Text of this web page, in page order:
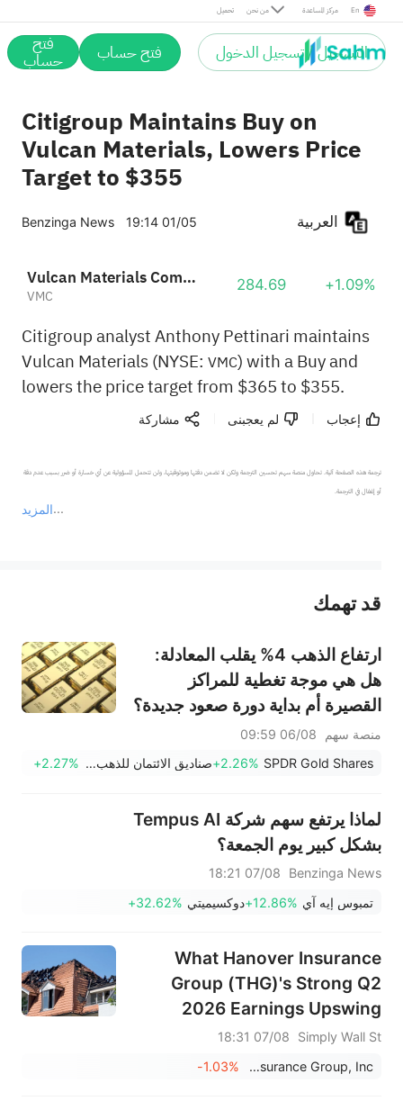
تحميل من نحن مركز المساعدة En
التسجيل / تسجيل الدخول فتح حساب فتح
حساب
Citigroup Maintains Buy on
Vulcan Materials, Lowers Price
Target to $355
Benzinga News 19:14 01/05
Vulcan Materials Company
VMC
284.69 +1.09%
Citigroup analyst Anthony Pettinari maintains
Vulcan Materials (NYSE: VMC) with a Buy and
lowers the price target from $365 to $355.
إعجاب لم يعجبنى مشاركة
المزيد
ترجمة هذه الصفحة آلية. تحاول منصة سهم تحسين الترجمة ولكن لا تضمن دقتها وموثوقيتها، ولن تتحمل المسؤولية عن أي خسارة أو ضرر بسبب عدم دقة
أو إغفال في الترجمة.
عند الضرورة، يرجى استشارة مستشار استثمار محترف. لا تقدم منصة سهم أي مشورة استثمارية، ولا تقدم أي التزامات أو ضمانات.
قد تهمك
ارتفاع الذهب 4% يقلب المعادلة:
هل هي موجة تغطية للمراكز
القصيرة أم بداية دورة صعود جديدة؟
منصة سهم
06/08 09:59
SPDR Gold Shares
+2.26% صناديق الائتمان للذهب Ishares +2.27%
لماذا يرتفع سهم شركة Tempus AI
بشكل كبير يوم الجمعة؟
Benzinga News
07/08 18:21
تمبوس إيه آي +12.86%دوكسيميتي +32.62%
What Hanover Insurance
Group (THG)'s Strong Q2
2026 Earnings Upswing
Means For Shareholders
Simply Wall St
07/08 18:31
Hanover Insurance Group, Inc.
-1.03%